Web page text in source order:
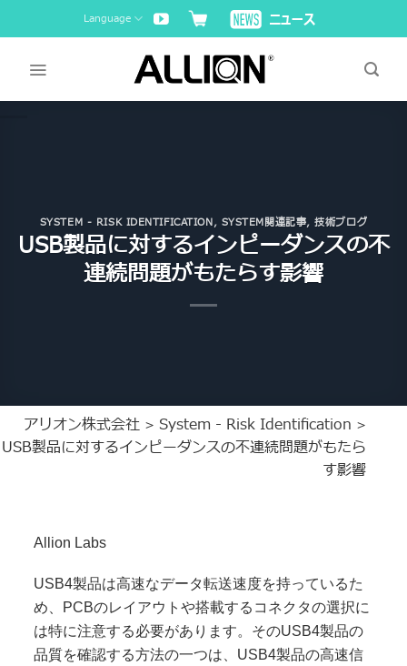
to
Language
SYSTEM - RISK IDENTIFICATION, SYSTEM関連記事,技術ブログ
USB製品に対するインピーダンスの不
連続問題がもたらす影響
アリオン株式会社 > System - Risk Identification >
USB製品に対するインピーダンスの不連続問題がもたら
す影響
Allion Labs
USB4製品は高速なデータ転送速度を持っているた
め、PCBのレイアウトや搭載するコネクタの選択に
は特に注意する必要があります。そのUSB4製品の
品質を確認する方法の一つは、USB4製品の高速信